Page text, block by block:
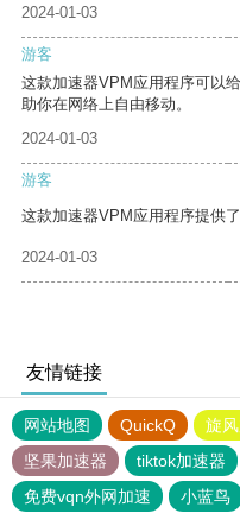
2024-01-03
游客
这款加速器VPM应用程序可以
助你在网络上自由移动。
2024-01-03
游客
这款加速器VPM应用程序提供
2024-01-03
友情链接
网站地图 QuickQ 旋
坚果加速器
tiktok加速器
免费vqn外网加速
小蓝鸟